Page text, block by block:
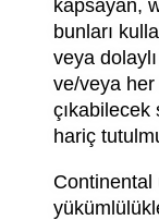
kapsayan,
bunları
veya
ve/veya
hariç
Continental